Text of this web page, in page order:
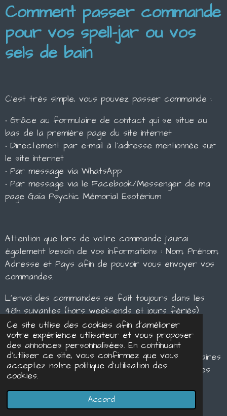
Ce site utilise des cookies afin d’améliorer
votre expérience utilisateur et vous proposer
des annonces personnalisées. En continuant
d'utiliser ce site, vous confirmez que vous
acceptez notre politique d’utilisation des
cookies.
Accord
Comment passer commande
pour vos spell-jar ou vos
sels de bain
C'est très simple, vous pouvez passer commande :
• Grâce au formulaire de contact qui se situe au
bas de la première page du site internet
• Directement par e-mail à l'adresse mentionnée sur
le site internet
• Par message via WhatsApp
• Par message via le Facebook/Messenger de ma
page Gaïa Psychic Mémorial Esotérium
Attention que lors de votre commande j'aurai
également besoin de vos informations : Nom, Prénom,
Adresse et Pays afin de pouvoir vous envoyer vos
commandes.
L'envoi des commandes se fait toujours dans les
48h suivantes (hors week-ends et jours fériés)
En ce qui concerne les modalités de paiement, je
vous les transmets au moment où vous passez
commande avec toutes les informations nécessaires
au paiement de votre commande (comme pour les
réservations de consultations)